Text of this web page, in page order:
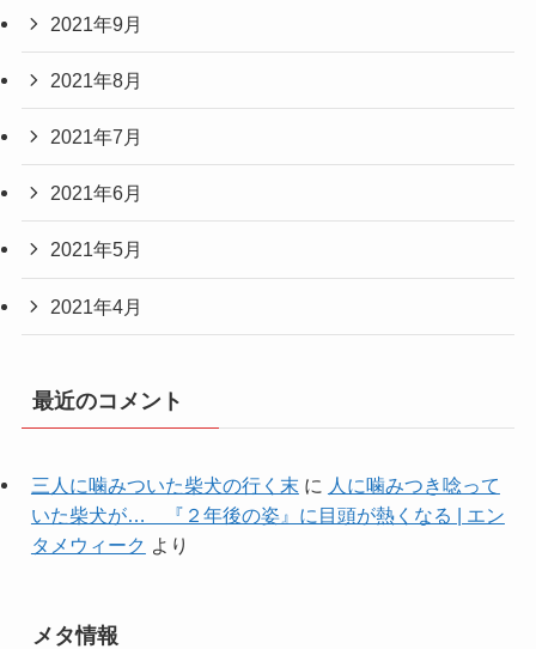
2021年9月
2021年8月
2021年7月
2021年6月
2021年5月
2021年4月
最近のコメント
三人に噛みついた柴犬の行く末 に 人に噛みつき唸って
いた柴犬が… 『２年後の姿』に目頭が熱くなる | エン
タメウィーク より
メタ情報